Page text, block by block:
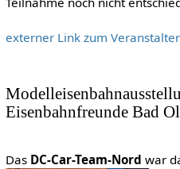
externer Link zum Veranstalter
Eisenbahnfreunde Bad
Das DC-Car-Team-Nord war